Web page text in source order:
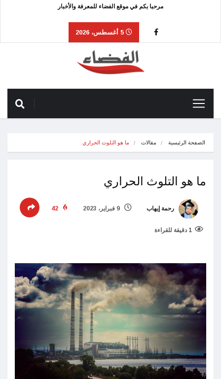
مرحبا بكم في موقع الفضاء للمعرفة والأخبار
الصفحة الرئيسية مقالات ما هو التلوث الحراري
ما هو التلوث الحراري
رحمة إيهاب
1 دقيقة للقراءة